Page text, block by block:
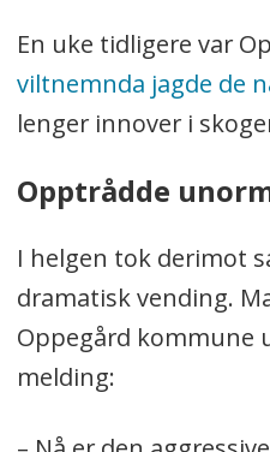
En uke tidligere var
viltnemnda jagde de
lenger innover i
Opptrådde
I helgen tok derimot
dramatisk vending.
Oppegård kommune
melding: